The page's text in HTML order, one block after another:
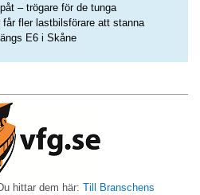
– trögare för de tunga
fler lastbilsförare att stanna
E6 i Skåne
hittar dem här: Till Branschens